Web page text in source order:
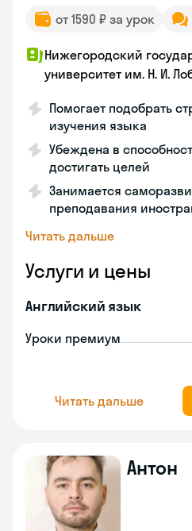
от 1590 ₽ за урок
Нижегородский
университет им. Н. И.
Помогает подобрать
изучения языка
Убеждена в
достигать целей
Занимается
преподавания
Читать дальше
Услуги и цены
Английский язык
Уроки премиум
Читать дальше
Антон